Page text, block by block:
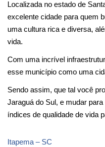
Localizada no estado de
excelente cidade para quem
uma cultura rica e diversa,
vida.
Com uma incrível
esse município como uma
Sendo assim, que tal você
Jaraguá do Sul, e mudar
índices de qualidade de vida
Itapema – SC